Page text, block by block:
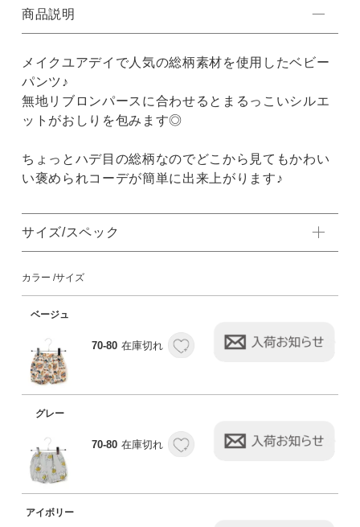
商品説明
メイクユアデイで人気の総柄素材を使用したベビー
パンツ♪
無地リブロンパースに合わせるとまるっこいシルエ
ットがおしりを包みます◎
ちょっとハデ目の総柄なのでどこから見てもかわい
い褒められコーデが簡単に出来上がります♪
サイズ/スペック
カラー サイズ
ベージュ
70-80 在庫切れ
グレー
70-80 在庫切れ
アイボリー